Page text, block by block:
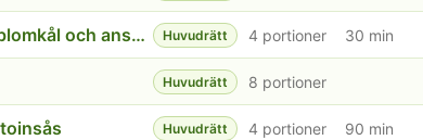
Fylld köttfärslimpa med gratinerad blomkål och ansjovis Huvudrätt 4 portioner 30 min
Huvudrätt 8 portioner
Huvudrätt 4 portioner 90 min